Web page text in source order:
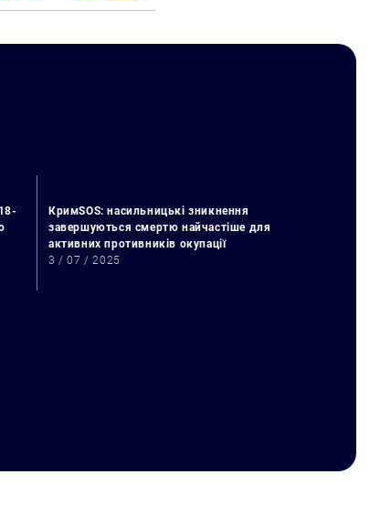
КримSOS: насильницькі зникнення
завершуються смертю найчастіше для
активних противників окупації
3 / 07 / 2025